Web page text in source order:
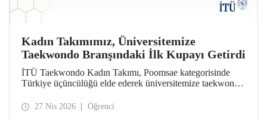
Kadın Takımımız, Üniversitemize
Taekwondo Branşındaki İlk Kupayı Getirdi
İTÜ Taekwondo Kadın Takımı, Poomsae kategorisinde
Türkiye üçüncülüğü elde ederek üniversitemize taekwondo
27 Nis 2026 Öğrenci